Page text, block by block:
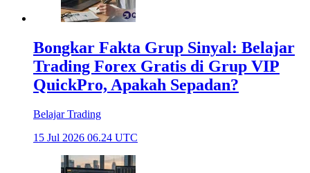
Bongkar Fakta Grup Sinyal: Belajar
Trading Forex Gratis di Grup VIP
QuickPro, Apakah Sepadan?
Belajar Trading
15 Jul 2026 06.24 UTC